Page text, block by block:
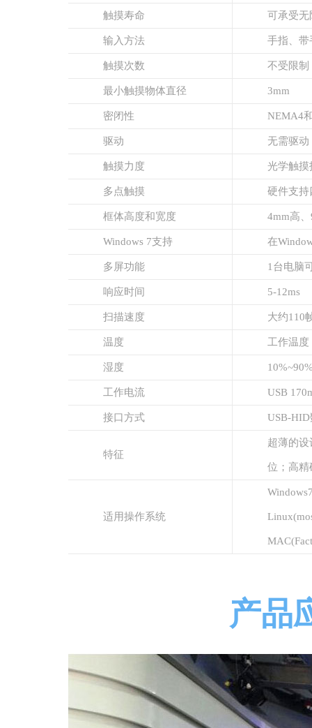
触摸寿命 可承受无
输入方法 手指、带
触摸次数 不受限制
最小触摸物体直径 3mm
密闭性 NEMA4
驱动 无需驱
触摸力度 光学触摸
多点触摸 硬件支持
框体高度和宽度 4mm高
Windows 7支持 在
多屏功能 1台电脑
响应时间 5-12ms
扫描速度 大约110
温度 工作温
湿度
工作电流 USB
接口方式 USB-
特征
超薄的
位；高精
适用操作系统
产品